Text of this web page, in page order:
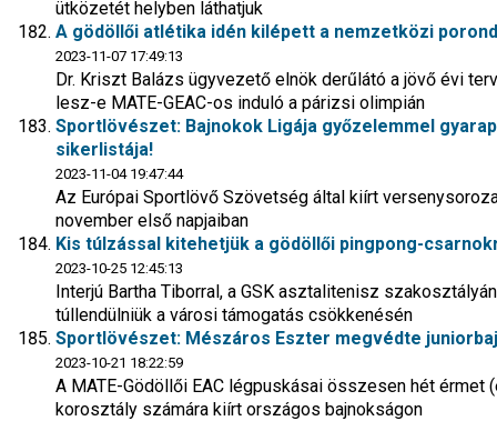
ütközetét helyben láthatjuk
A gödöllői atlétika idén kilépett a nemzetközi
2023-11-07 17:49:13
Dr. Kriszt Balázs ügyvezető elnök derűlátó a jövő évi
lesz-e MATE-GEAC-os induló a párizsi olimpián
Sportlövészet: Bajnokok Ligája győzelemmel
sikerlistája!
2023-11-04 19:47:44
Az Európai Sportlövő Szövetség által kiírt
november első napjaiban
Kis túlzással kitehetjük a gödöllői pingpong-
2023-10-25 12:45:13
Interjú Bartha Tiborral, a GSK asztalitenisz
túllendülniük a városi támogatás csökkenésén
Sportlövészet: Mészáros Eszter megvédte
2023-10-21 18:22:59
A MATE-Gödöllői EAC légpuskásai összesen hét érmet
korosztály számára kiírt országos bajnokságon